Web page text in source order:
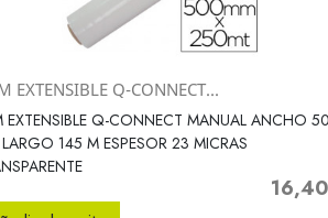
Vista rápida
EXTENSIBLE Q-CONNECT...
EXTENSIBLE Q-CONNECT MANUAL ANCHO
145 M ESPESOR 23 MICRAS
Precio